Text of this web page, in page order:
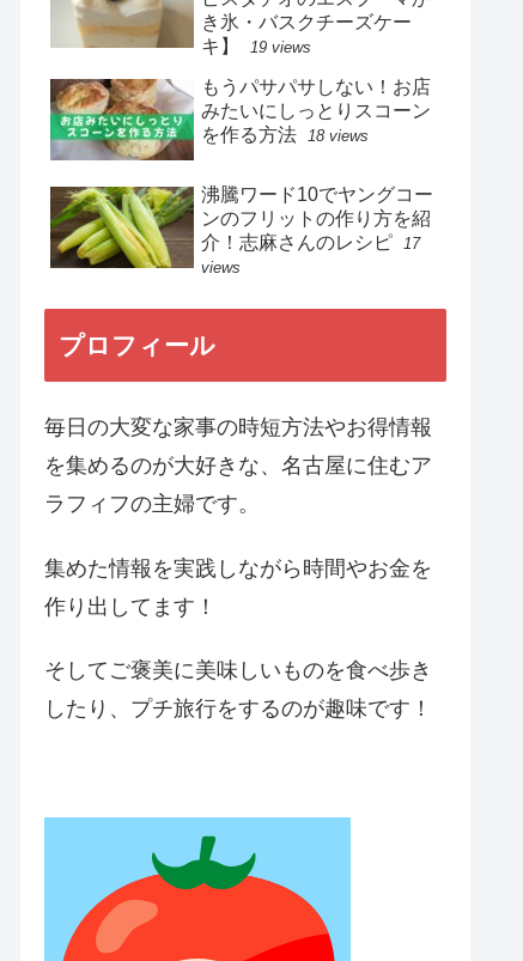
き氷・バスクチーズケー
キ】
19 views
もうパサパサしない！お店
みたいにしっとりスコーン
を作る方法 18 views
沸騰ワード10でヤングコー
ンのフリットの作り方を紹
介！志麻さんのレシピ 17
views
プロフィール
毎日の大変な家事の時短方法やお得情報
を集めるのが大好きな、名古屋に住むア
ラフィフの主婦です。
集めた情報を実践しながら時間やお金を
作り出してます！
そしてご褒美に美味しいものを食べ歩き
したり、プチ旅行をするのが趣味です！